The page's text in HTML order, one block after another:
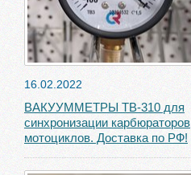
16.02.2022
ВАКУУММЕТРЫ ТВ-310 для
синхронизации карбюраторов
мотоциклов. Доставка по РФ!